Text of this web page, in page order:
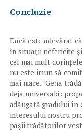
Concluzie
Dacă este adevărat
în situații nefericite
cel mai mult
nu este imun să
mai mare. "Gena
deja universală:
adăugată gradului în
interesului nostru
pașii trădătorilor